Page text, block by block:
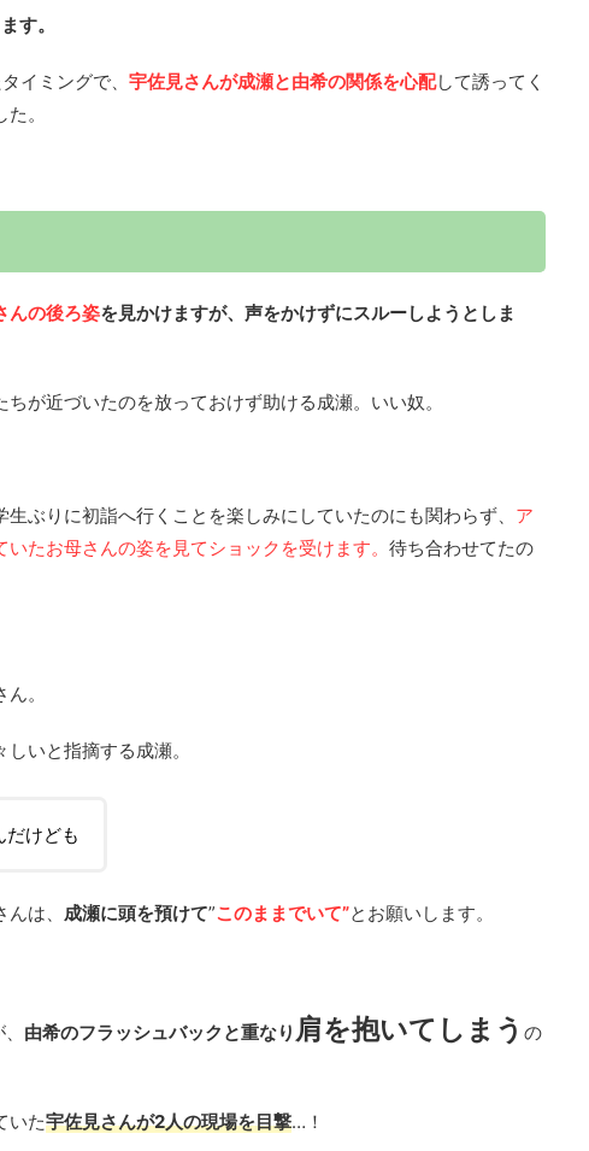
す。
イミングで、 宇佐見さんが成瀬と由希の関係を心配して誘ってく
。
んの後ろ姿を見かけますが、声をかけずにスルーしようとしま
が近づいたのを放っておけず助ける成瀬。いい奴。
ぶりに初詣へ行くことを楽しみにしていたのにも関わらず、 ア
たお母さんの姿を見てショックを受けます。 待ち合わせてたの
。
いと指摘する成瀬。
だけども
は、 成瀬に頭を預けて”このままでいて”とお願いします。
由希のフラッシュバックと重なり 肩を抱いてしまう の
いた宇佐見さんが2人の現場を目撃…！